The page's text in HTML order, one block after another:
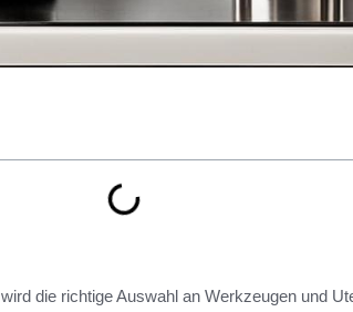
die richtige Auswahl an Werkzeugen und